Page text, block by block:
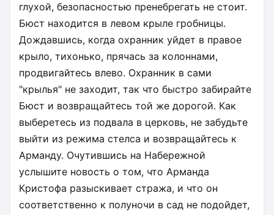
глухой, безопасностью пренебрегать не стоит.
Бюст находится в левом крыле гробницы.
Дождавшись, когда охранник уйдет в правое
крыло, тихонько, прячась за колоннами,
продвигайтесь влево. Охранник в сами
"крылья" не заходит, так что быстро забирайте
Бюст и возвращайтесь той же дорогой. Как
выберетесь из подвала в церковь, не забудьте
выйти из режима стелса и возвращайтесь к
Арманду. Очутившись на Набережной
услышите новость о том, что Арманда
Кристофа разыскивает стража, и что он
соответственно к полуночи в сад не подойдет,